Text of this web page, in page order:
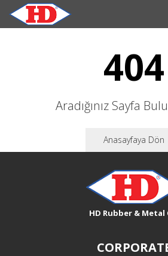
404
Aradığınız Sayfa
Anasayfaya Dön
HD Rubber & Metal